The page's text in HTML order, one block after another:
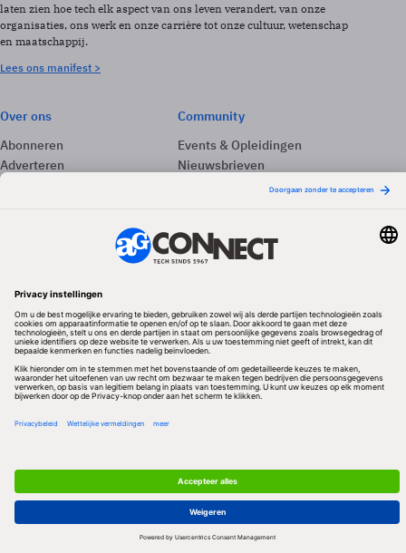
laten zien hoe tech elk aspect van ons leven verandert, van onze
organisaties, ons werk en onze carrière tot onze cultuur, wetenschap
en maatschappij.
Lees ons manifest >
Over ons
Abonneren
Adverteren
Community
Events & Opleidingen
Nieuwsbrieven
Redactionele partner
Privacy & Cookies